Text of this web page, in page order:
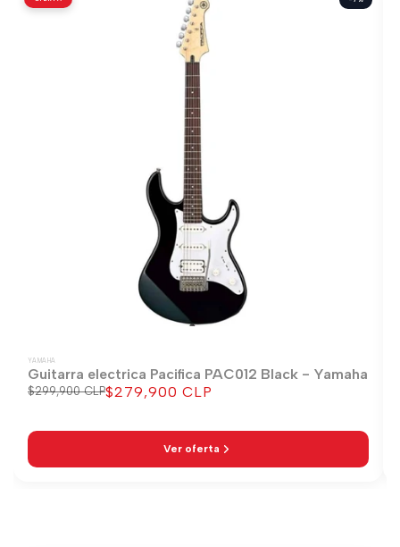
YAMAHA
Guitarra electrica Pacifica PAC012 Black - Yamaha
Precio
$299,900 CLPPrecio
$279,900 CLP
Ver oferta